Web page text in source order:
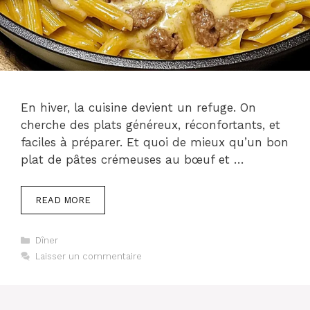
En hiver, la cuisine devient un refuge. On
cherche des plats généreux, réconfortants, et
faciles à préparer. Et quoi de mieux qu’un bon
plat de pâtes crémeuses au bœuf et …
READ MORE
Catégories
Dîner
Laisser un commentaire